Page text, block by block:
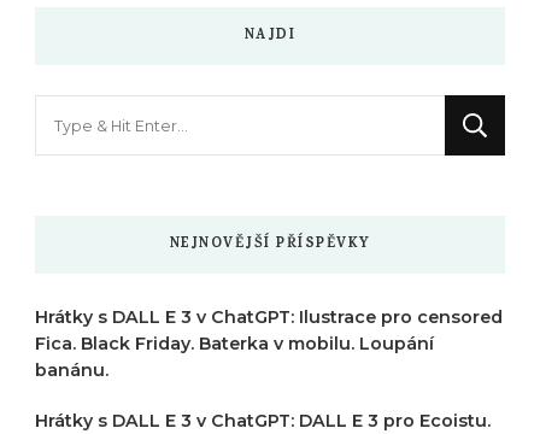
NAJDI
NEJNOVĚJŠÍ PŘÍSPĚVKY
Hrátky s DALL E 3 v ChatGPT: Ilustrace pro censored
Fica. Black Friday. Baterka v mobilu. Loupání
banánu.
Hrátky s DALL E 3 v ChatGPT: DALL E 3 pro Ecoistu.